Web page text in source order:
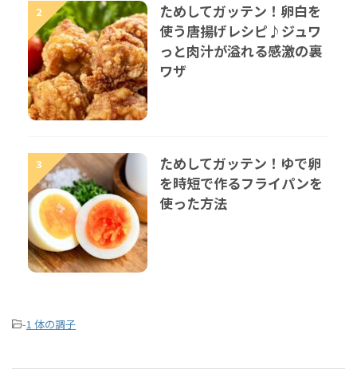
2
ためしてガッテン！卵白を
使う唐揚げレシピ♪ジュワ
っと肉汁が溢れる感激の裏
ワザ
3
ためしてガッテン！ゆで卵
を時短で作るフライパンを
使った方法
-1 体の調子